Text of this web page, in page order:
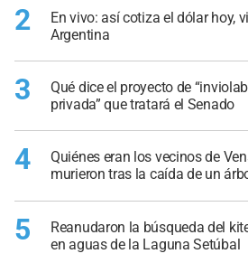
2
En vivo: así cotiza el dólar hoy,
Argentina
3
Qué dice el proyecto de
privada” que tratará el Senado
4
Quiénes eran los vecinos de
murieron tras la caída de un
5
Reanudaron la búsqueda del
en aguas de la Laguna Setúbal